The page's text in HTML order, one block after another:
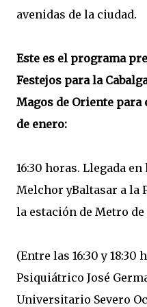
avenidas de la ciudad.
Este es el programa
Festejos para la
Magos de Oriente para
de enero:
16:30 horas. Llegada
Melchor yBaltasar a la
la estación de Metro de
(Entre las 16:30 y
Psiquiátrico José
Universitario Severo